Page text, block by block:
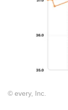
© every, Inc.